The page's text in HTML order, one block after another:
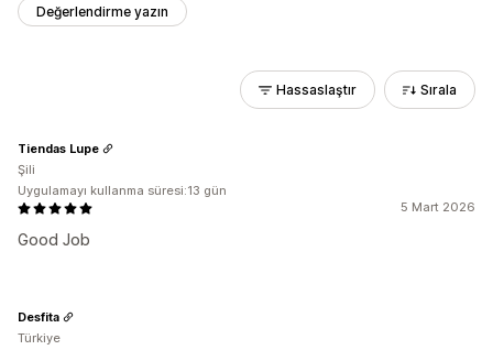
Değerlendirme yazın
Hassaslaştır Sırala
5 Mart 2026
Good Job
Tiendas Lupe
Şili
Uygulamayı kullanma süresi:13 gün
Desfita
Türkiye